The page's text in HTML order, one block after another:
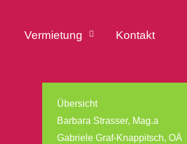
Vermietung Kontakt
Übersicht
Barbara Strasser, Mag.a
Gabriele Graf-Knappitsch, OÄ